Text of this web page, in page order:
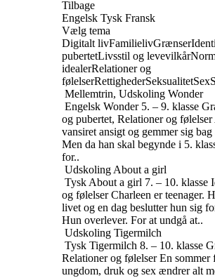
Tilbage
Engelsk Tysk Fransk
Vælg tema
Digitalt livFamilielivGrænser
pubertetLivsstil og levevilkår
idealerRelationer og
følelserRettighederSeksualitetSex
Mellemtrin, Udskoling Wonder
Engelsk Wonder 5. – 9. klasse
og pubertet, Relationer og følelser
vansiret ansigt og gemmer sig
Men da han skal begynde i 5.
for..
Udskoling About a girl
Tysk About a girl 7. – 10. klasse
og følelser Charleen er teenager.
livet og en dag beslutter hun sig
Hun overlever. For at undgå at..
Udskoling Tigermilch
Tysk Tigermilch 8. – 10. klasse
Relationer og følelser En sommer
ungdom, druk og sex ændrer alt